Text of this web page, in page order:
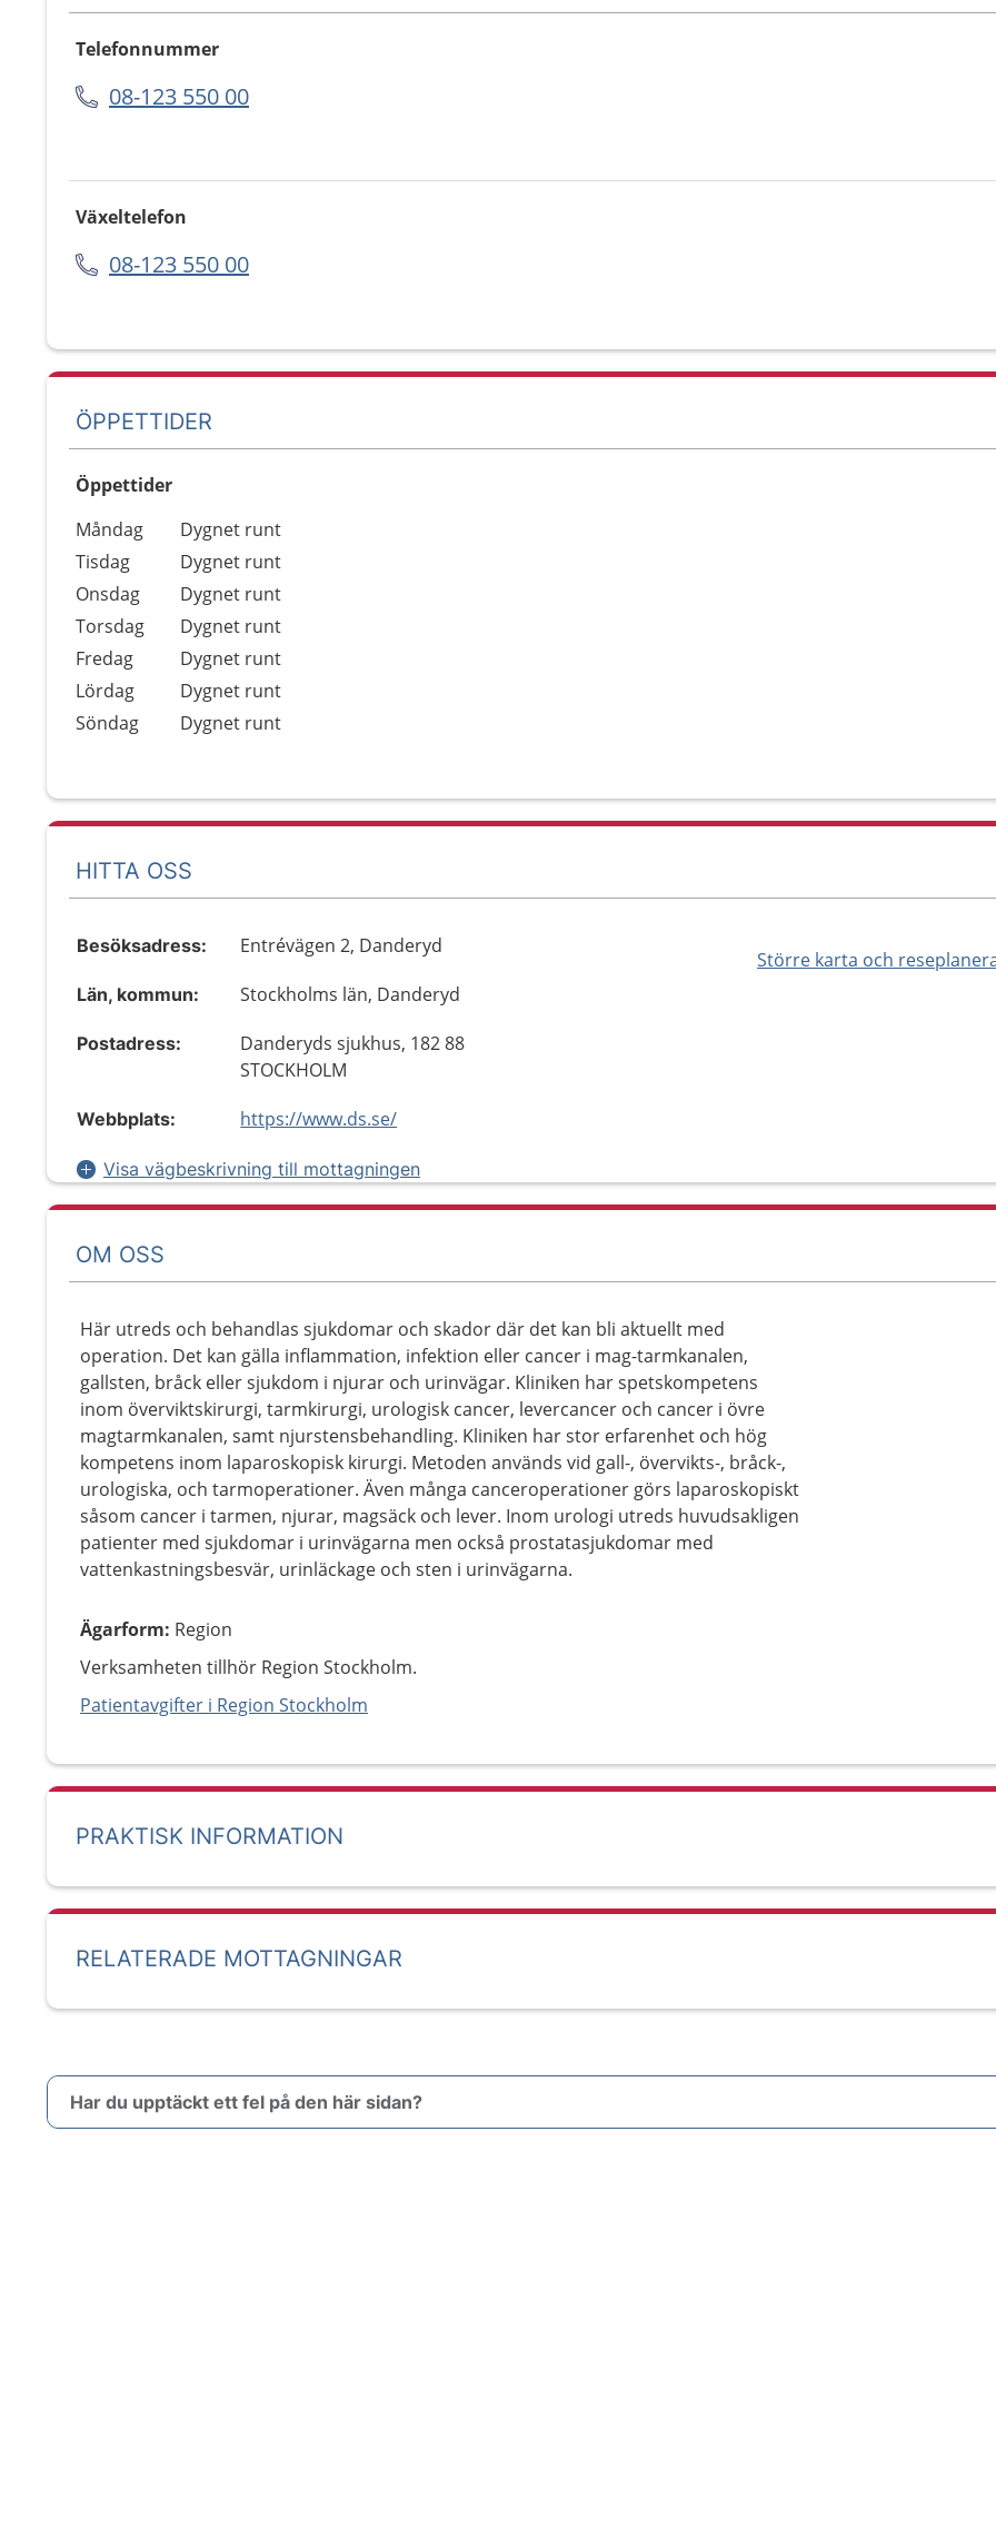
Telefonnummer
08-123 550 00
Växeltelefon
08-123 550 00
ÖPPETTIDER
Öppettider
Dag
Öppettider
Kommentarer
Måndag
Dygnet runt
Tisdag
Dygnet runt
Onsdag
Dygnet runt
Torsdag
Dygnet runt
Fredag
Dygnet runt
Lördag
Dygnet runt
Söndag
Dygnet runt
HITTA OSS
Större karta och
Besöksadress: Entrévägen 2, Danderyd
Län, kommun: Stockholms län, Danderyd
Postadress:
Danderyds sjukhus, 182 88
STOCKHOLM
Webbplats: https://www.ds.se/
Visa vägbeskrivning till mottagningen
OM OSS
Här utreds och behandlas sjukdomar och skador där det kan bli aktuellt med
operation. Det kan gälla inflammation, infektion eller cancer i mag-tarmkanalen,
gallsten, bråck eller sjukdom i njurar och urinvägar. Kliniken har spetskompetens
inom överviktskirurgi, tarmkirurgi, urologisk cancer, levercancer och cancer i övre
magtarmkanalen, samt njurstensbehandling. Kliniken har stor erfarenhet och hög
kompetens inom laparoskopisk kirurgi. Metoden används vid gall-, övervikts-, bråck-,
urologiska, och tarmoperationer. Även många canceroperationer görs laparoskopiskt
såsom cancer i tarmen, njurar, magsäck och lever. Inom urologi utreds huvudsakligen
patienter med sjukdomar i urinvägarna men också prostatasjukdomar med
vattenkastningsbesvär, urinläckage och sten i urinvägarna.
Ägarform: Region
Verksamheten tillhör Region Stockholm.
Patientavgifter i Region Stockholm
PRAKTISK INFORMATION
RELATERADE MOTTAGNINGAR
Har du upptäckt ett fel på den här sidan?